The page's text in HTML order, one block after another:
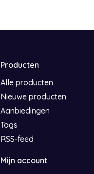
Producten
Alle producten
Nieuwe producten
Aanbiedingen
Tags
RSS-feed
Mijn account